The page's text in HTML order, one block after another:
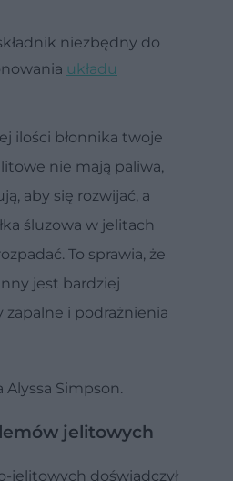
niezbędny do
układu
ilości błonnika twoje
nie mają paliwa,
aby się rozwijać, a
śluzowa w jelitach
To sprawia, że
jest bardziej
i podrażnienia
Alyssa Simpson.
jelitowych
jelitowych doświadczył